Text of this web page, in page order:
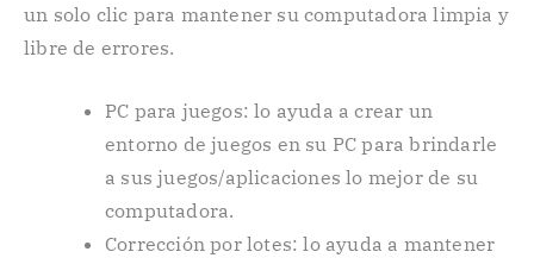
un solo clic para mantener su computadora limpia y
libre de errores.
PC para juegos: lo ayuda a crear un
entorno de juegos en su PC para brindarle
a sus juegos/aplicaciones lo mejor de su
computadora.
Corrección por lotes: lo ayuda a mantener